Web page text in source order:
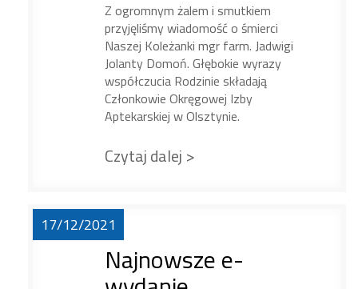
Z ogromnym żalem i smutkiem
przyjęliśmy wiadomość o śmierci
Naszej Koleżanki mgr farm. Jadwigi
Jolanty Domoń. Głębokie wyrazy
współczucia Rodzinie składają
Członkowie Okręgowej Izby
Aptekarskiej w Olsztynie.
Czytaj dalej >
17/12/2021
Najnowsze e-